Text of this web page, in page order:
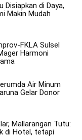
Disiapkan di Daya,
Makin Mudah
FKLA Sulsel
Harmoni
Air Minum
Gelar Donor
Mallarangan Tutu:
di Hotel, tetapi